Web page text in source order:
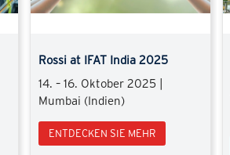
Rossi at IFAT India 2025
14. – 16. Oktober 2025 |
Mumbai (Indien)
ENTDECKEN SIE MEHR